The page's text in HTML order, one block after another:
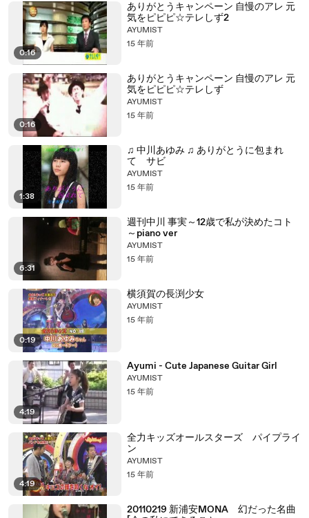
0:16
ありがとうキャンペーン 自慢のアレ 元
気をピピピ☆テレしず2
AYUMIST
15 年前
0:16
ありがとうキャンペーン 自慢のアレ 元
気をピピピ☆テレしず
AYUMIST
15 年前
1:38
♫ 中川あゆみ ♫ ありがとうに包まれ
て サビ
AYUMIST
15 年前
6:31
週刊中川 事実～12歳で私が決めたコト
～piano ver
AYUMIST
15 年前
0:19
横須賀の長渕少女
AYUMIST
15 年前
4:19
Ayumi - Cute Japanese Guitar Girl
AYUMIST
15 年前
4:19
全力キッズオールスターズ パイプライ
ン
AYUMIST
15 年前
20110219 新浦安MONA 幻だった名曲